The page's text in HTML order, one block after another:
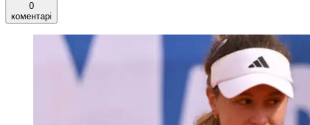
0
коментарі